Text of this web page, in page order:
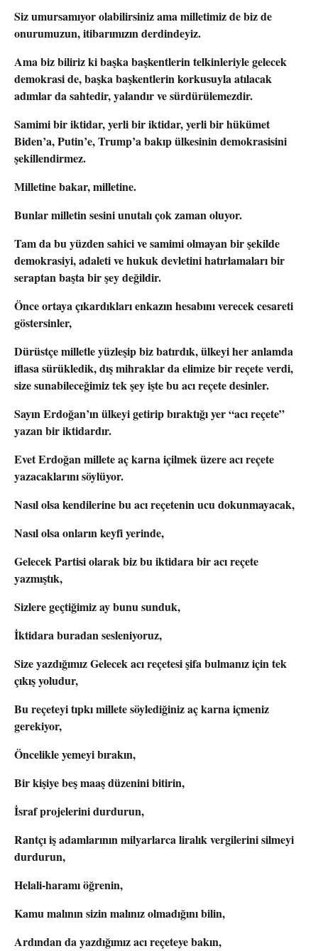
Siz umursamıyor olabilirsiniz ama milletimiz de biz de
onurumuzun, itibarımızın derdindeyiz.
Ama biz biliriz ki başka başkentlerin telkinleriyle gelecek
demokrasi de, başka başkentlerin korkusuyla atılacak
adımlar da sahtedir, yalandır ve sürdürülemezdir.
Samimi bir iktidar, yerli bir iktidar, yerli bir hükümet
Biden’a, Putin’e, Trump’a bakıp ülkesinin demokrasisini
şekillendirmez.
Milletine bakar, milletine.
Bunlar milletin sesini unutalı çok zaman oluyor.
Tam da bu yüzden sahici ve samimi olmayan bir şekilde
demokrasiyi, adaleti ve hukuk devletini hatırlamaları bir
seraptan başta bir şey değildir.
Önce ortaya çıkardıkları enkazın hesabını verecek cesareti
göstersinler,
Dürüstçe milletle yüzleşip biz batırdık, ülkeyi her anlamda
iflasa sürükledik, dış mihraklar da elimize bir reçete verdi,
size sunabileceğimiz tek şey işte bu acı reçete desinler.
Sayın Erdoğan’ın ülkeyi getirip bıraktığı yer “acı reçete”
yazan bir iktidardır.
Evet Erdoğan millete aç karna içilmek üzere acı reçete
yazacaklarını söylüyor.
Nasıl olsa kendilerine bu acı reçetenin ucu dokunmayacak,
Nasıl olsa onların keyfi yerinde,
Gelecek Partisi olarak biz bu iktidara bir acı reçete
yazmıştık,
Sizlere geçtiğimiz ay bunu sunduk,
İktidara buradan sesleniyoruz,
Size yazdığımız Gelecek acı reçetesi şifa bulmanız için tek
çıkış yoludur,
Bu reçeteyi tıpkı millete söylediğiniz aç karna içmeniz
gerekiyor,
Öncelikle yemeyi bırakın,
Bir kişiye beş maaş düzenini bitirin,
İsraf projelerini durdurun,
Rantçı iş adamlarının milyarlarca liralık vergilerini silmeyi
durdurun,
Helali-haramı öğrenin,
Kamu malının sizin malınız olmadığını bilin,
Ardından da yazdığımız acı reçeteye bakın,